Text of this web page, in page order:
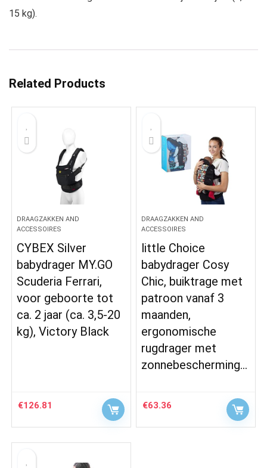
15 kg).
Related Products
DRAAGZAKKEN AND
ACCESSOIRES
CYBEX Silver
babydrager MY.GO
Scuderia Ferrari,
voor geboorte tot
ca. 2 jaar (ca. 3,5-20
kg), Victory Black
€126.81
DRAAGZAKKEN AND
ACCESSOIRES
little Choice
babydrager Cosy
Chic, buiktrage met
patroon vanaf 3
maanden,
ergonomische
rugdrager met
zonnebescherming…
€63.36